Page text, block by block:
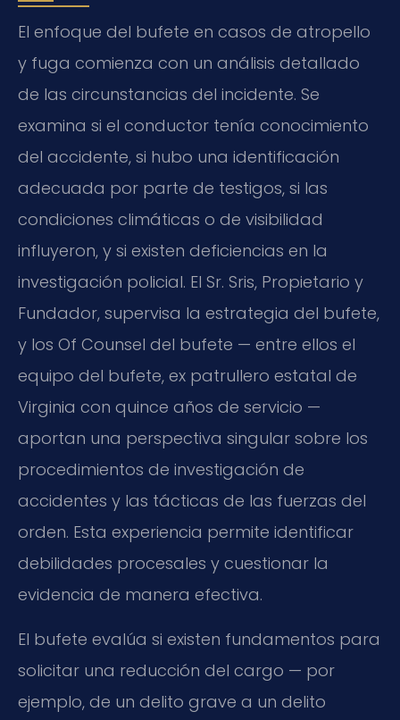
El enfoque del bufete en casos de atropello
y fuga comienza con un análisis detallado
de las circunstancias del incidente. Se
examina si el conductor tenía conocimiento
del accidente, si hubo una identificación
adecuada por parte de testigos, si las
condiciones climáticas o de visibilidad
influyeron, y si existen deficiencias en la
investigación policial. El Sr. Sris, Propietario y
Fundador, supervisa la estrategia del bufete,
y los Of Counsel del bufete — entre ellos el
equipo del bufete, ex patrullero estatal de
Virginia con quince años de servicio —
aportan una perspectiva singular sobre los
procedimientos de investigación de
accidentes y las tácticas de las fuerzas del
orden. Esta experiencia permite identificar
debilidades procesales y cuestionar la
evidencia de manera efectiva.
El bufete evalúa si existen fundamentos para
solicitar una reducción del cargo — por
ejemplo, de un delito grave a un delito